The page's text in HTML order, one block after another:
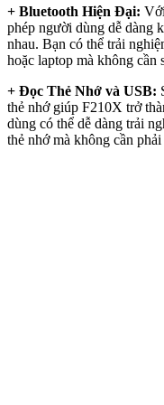
+ Bluetooth Hiện Đại:
phép người dùng dễ dàng
nhau. Bạn có thể trải
hoặc laptop mà không cần
+ Đọc Thẻ Nhớ và USB:
thẻ nhớ giúp F210X trở
dùng có thể dễ dàng trải
thẻ nhớ mà không cần